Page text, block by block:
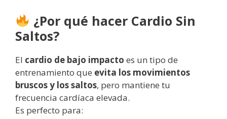
¿Por qué hacer Cardio Sin
Saltos?
El cardio de bajo impacto es un tipo de
entrenamiento que evita los movimientos
bruscos y los saltos, pero mantiene tu
frecuencia cardíaca elevada.
Es perfecto para: